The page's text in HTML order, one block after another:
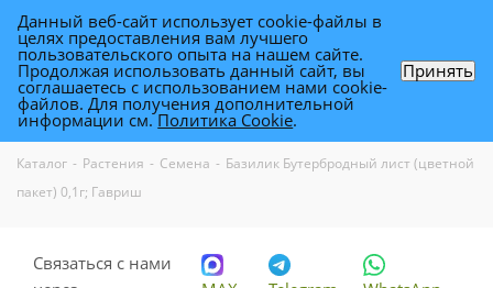
Базилик Бутербродный лист (цветной
пакет) 0,1г; Гавриш
Каталог - Растения - Семена - Базилик Бутербродный лист (цветной
пакет) 0,1г; Гавриш
Связаться с нами
Данный веб-сайт использует cookie-файлы в
целях предоставления вам лучшего
пользовательского опыта на нашем сайте.
Продолжая использовать данный сайт, вы
соглашаетесь с использованием нами cookie-
файлов. Для получения дополнительной
информации см.Политика Cookie.
Принять